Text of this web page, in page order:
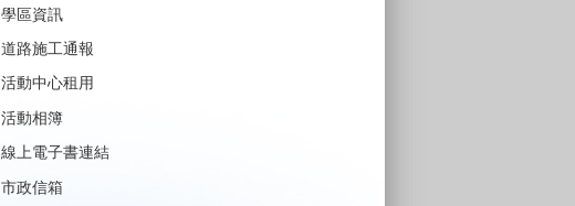
學區資訊
道路施工通報
活動中心租用
活動相簿
線上電子書連結
市政信箱